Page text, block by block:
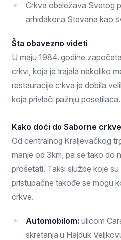
Crkva obeležava Svetog
arhiđakona Stevana kao
Šta obavezno videti
U maju 1984. godine
crkvi, koja je trajala nekoliko
restauracije crkva je dobila
koja privlači pažnju posetilaca.
Kako doći do Saborne
Od centralnog Kraljevačkog
manje od 3km, pa se tako do
prošetati. Taksi službe koje
pristupačne takođe se mogu
crkve.
Automobilom: ulicom
skretanja u Hajduk